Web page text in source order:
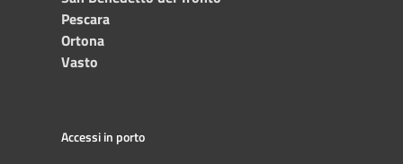
Pescara
Ortona
Vasto
Accessi in porto